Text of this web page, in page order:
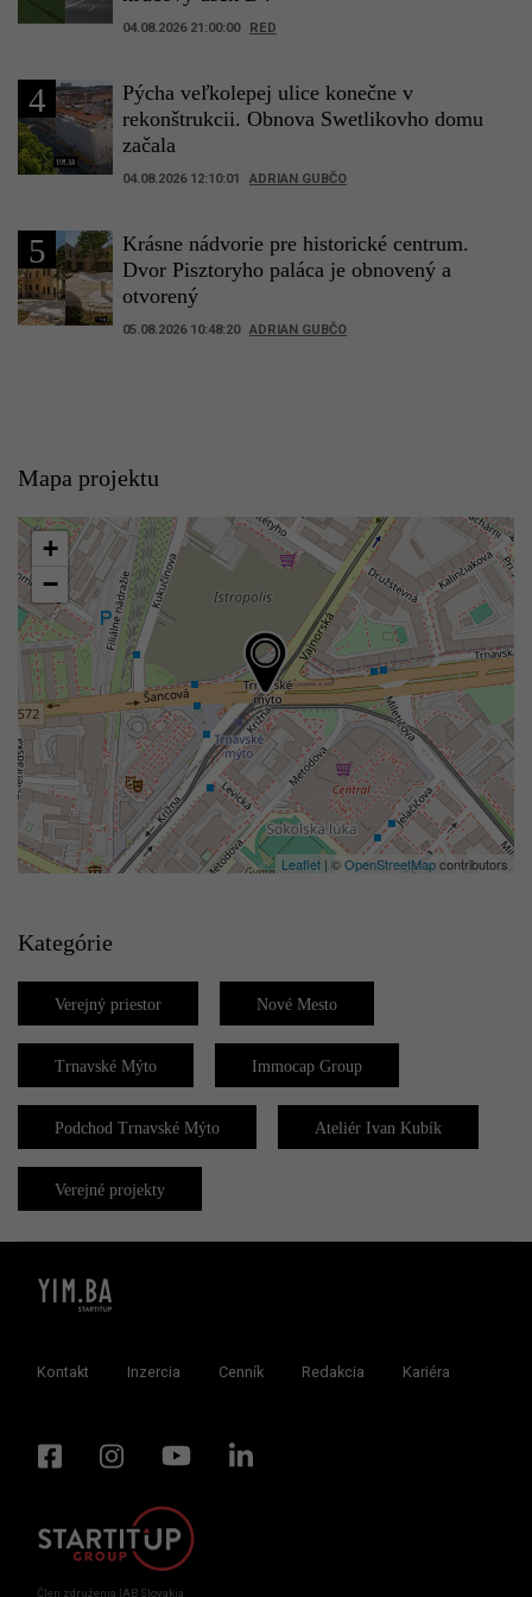
04.08.2026 21:00:00 RED
4
Pýcha veľkolepej ulice konečne v
rekonštrukcii. Obnova Swetlikovho domu
začala
04.08.2026 12:10:01 ADRIAN GUBČO
5
Krásne nádvorie pre historické centrum.
Dvor Pisztoryho paláca je obnovený a
otvorený
05.08.2026 10:48:20 ADRIAN GUBČO
Mapa projektu
+
−
Leaflet | ©OpenStreetMapcontributors
Kategórie
Verejný priestor Nové Mesto
Trnavské Mýto Immocap Group
Podchod Trnavské Mýto Ateliér Ivan Kubík
Verejné projekty
Kontakt Inzercia Cenník Redakcia Kariéra
Člen združenia IAB Slovakia